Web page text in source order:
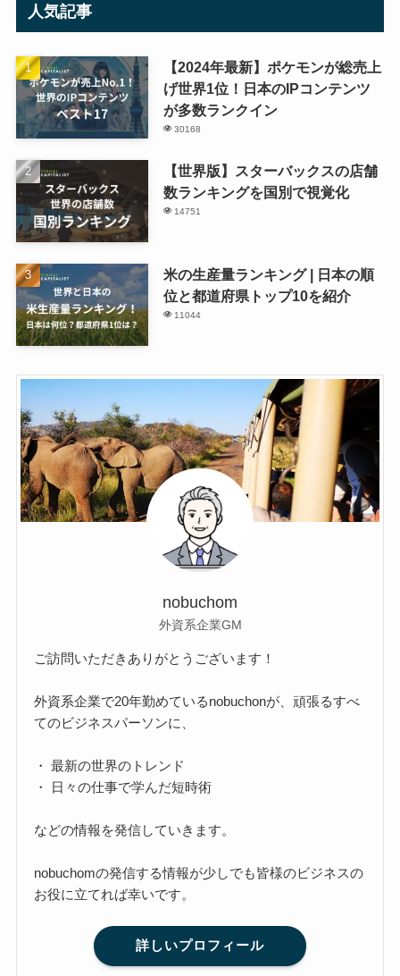
人気記事
【2024年最新】ポケモンが総売上
げ世界1位！日本のIPコンテンツ
が多数ランクイン
30168
【世界版】スターバックスの店舗
数ランキングを国別で視覚化
14751
米の生産量ランキング | 日本の順
位と都道府県トップ10を紹介
11044
nobuchom
外資系企業GM
ご訪問いただきありがとうございます！
外資系企業で20年勤めているnobuchonが、頑張るすべ
てのビジネスパーソンに、
・ 最新の世界のトレンド
・ 日々の仕事で学んだ短時術
などの情報を発信していきます。
nobuchomの発信する情報が少しでも皆様のビジネスの
お役に立てれば幸いです。
詳しいプロフィール